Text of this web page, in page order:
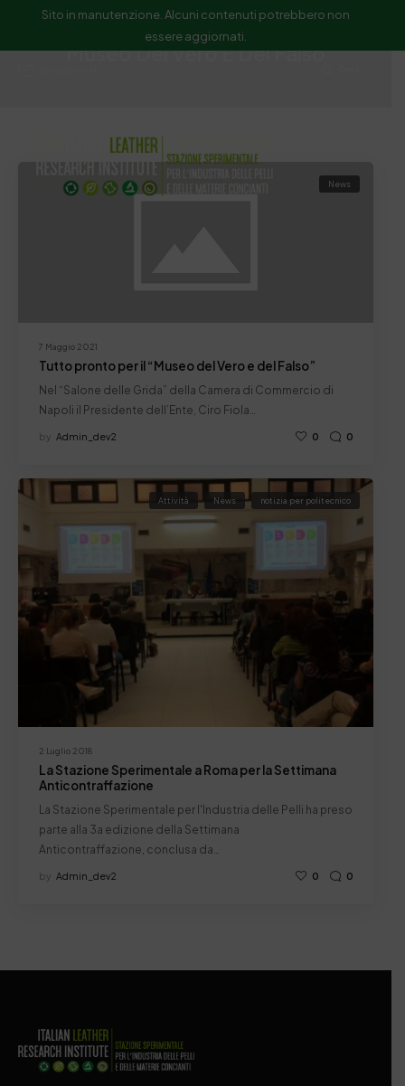
Sito in manutenzione. Alcuni contenuti potrebbero non
essere aggiornati.
Museo Del Vero E Del Falso
7 Maggio 2021
News
Tutto pronto per il “Museo del Vero e del Falso”
Nel “Salone delle Grida” della Camera di Commercio di
Napoli il Presidente dell’Ente, Ciro Fiola…
by Admin_dev2 0 0
2 Luglio 2018
Attività News notizia per politecnico
La Stazione Sperimentale a Roma per la Settimana
Anticontraffazione
La Stazione Sperimentale per l'Industria delle Pelli ha preso
parte alla 3a edizione della Settimana
Anticontraffazione, conclusa da…
by Admin_dev2 0 0